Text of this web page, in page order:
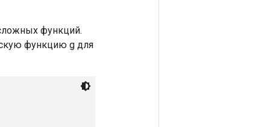
функций.
функцию g для